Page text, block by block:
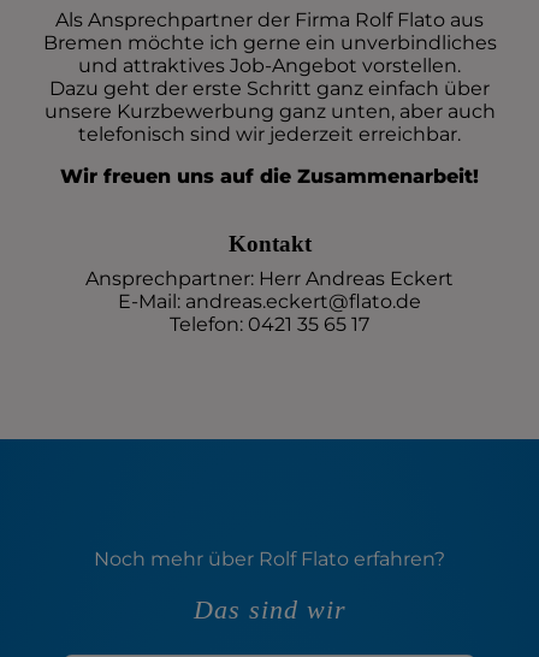
Als Ansprechpartner der Firma Rolf Flato aus
Bremen möchte ich gerne ein unverbindliches
und attraktives Job-Angebot vorstellen.
Dazu geht der erste Schritt ganz einfach über
unsere Kurzbewerbung ganz unten, aber auch
telefonisch sind wir jederzeit erreichbar.
Wir freuen uns auf die Zusammenarbeit!
Kontakt
Ansprechpartner: Herr Andreas Eckert
E-Mail: andreas.eckert@flato.de
Telefon: 0421 35 65 17
Noch mehr über Rolf Flato erfahren?
Das sind wir